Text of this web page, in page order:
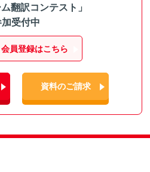
翻訳コンテスト」
受付中
員登録はこちら
資料のご請求